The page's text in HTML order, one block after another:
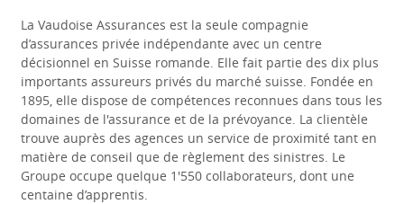
La Vaudoise Assurances est la seule compagnie
d’assurances privée indépendante avec un centre
décisionnel en Suisse romande. Elle fait partie des dix plus
importants assureurs privés du marché suisse. Fondée en
1895, elle dispose de compétences reconnues dans tous les
domaines de l'assurance et de la prévoyance. La clientèle
trouve auprès des agences un service de proximité tant en
matière de conseil que de règlement des sinistres. Le
Groupe occupe quelque 1'550 collaborateurs, dont une
centaine d’apprentis.